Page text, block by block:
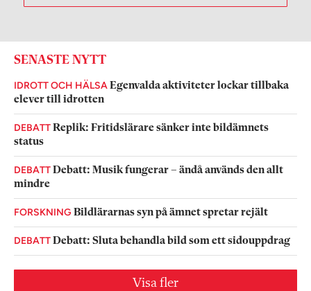
SENASTE NYTT
IDROTT OCH HÄLSA Egenvalda aktiviteter lockar tillbaka
elever till idrotten
DEBATTReplik: Fritidslärare sänker inte bildämnets
status
DEBATTDebatt: Musik fungerar – ändå används den allt
mindre
FORSKNING Bildlärarnas syn på ämnet spretar rejält
DEBATTDebatt: Sluta behandla bild som ett sidouppdrag
Visa fler